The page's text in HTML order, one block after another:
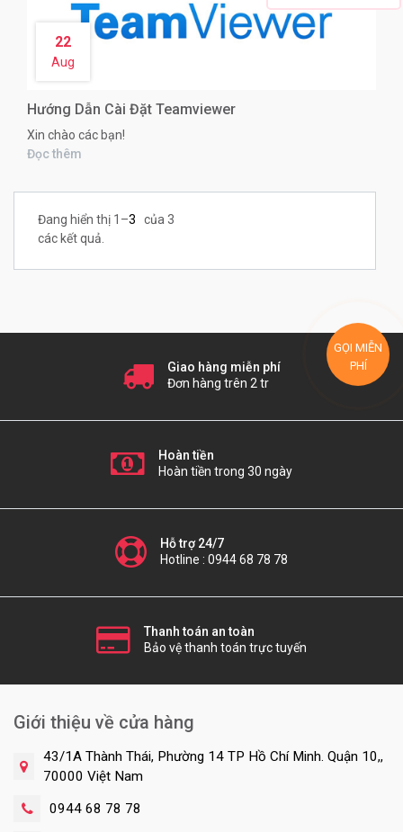
22
Aug
Hướng Dẫn Cài Đặt Teamviewer
Xin chào các bạn!
Đọc thêm
Đang hiển thị 1–3
của 3
các kết quả.
Giao hàng miễn phí
Đơn hàng trên 2 tr
Hoàn tiền
Hoàn tiền trong 30 ngày
Hỗ trợ 24/7
Hotline : 0944 68 78 78
Thanh toán an toàn
Bảo vệ thanh toán trực tuyến
Giới thiệu về cửa hàng
43/1A Thành Thái, Phường 14 TP Hồ Chí Minh. Quận 10,,
70000 Việt Nam
0944 68 78 78
GỌI MIỄN
PHÍ